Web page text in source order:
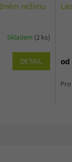
režimu
Skladem (2 ks)
DETAIL od